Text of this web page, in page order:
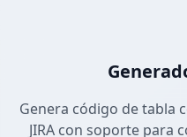
Genera código de tabla
JIRA con soporte para